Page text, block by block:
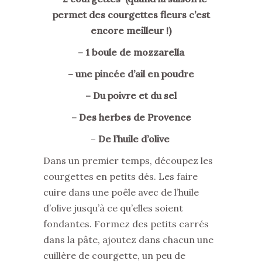
permet des courgettes fleurs c’est
encore meilleur !)
– 1 boule de mozzarella
– une pincée d’ail en poudre
– Du poivre et du sel
– Des herbes de Provence
– De l’huile d’olive
Dans un premier temps, découpez les
courgettes en petits dés. Les faire
cuire dans une poêle avec de l’huile
d’olive jusqu’à ce qu’elles soient
fondantes. Formez des petits carrés
dans la pâte, ajoutez dans chacun une
cuillère de courgette, un peu de